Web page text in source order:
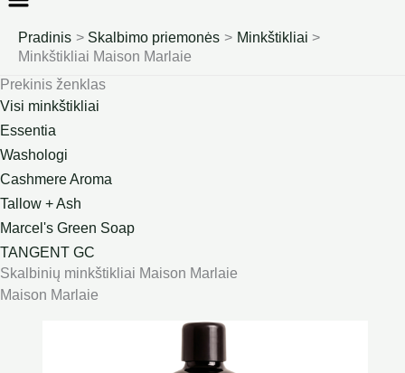
Pradinis Skalbimo priemonės
Minkštikliai
Minkštikliai Maison Marlaie
Prekinis ženklas
Visi minkštikliai
Essentia
Washologi
Cashmere Aroma
Tallow + Ash
Marcel's Green Soap
TANGENT GC
Skalbinių minkštikliai Maison Marlaie
Maison Marlaie